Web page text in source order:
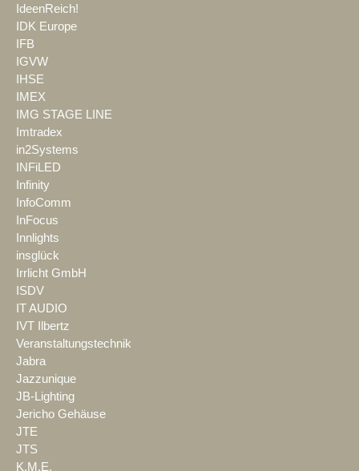
IdeenReich!
IDK Europe
IFB
IGVW
IHSE
IMEX
IMG STAGE LINE
Imtradex
in2Systems
INFiLED
Infinity
InfoComm
InFocus
Innlights
insglück
Irrlicht GmbH
ISDV
IT AUDIO
IVT Ilbertz
Veranstaltungstechnik
Jabra
Jazzunique
JB-Lighting
Jericho Gehäuse
JTE
JTS
K.M.E.